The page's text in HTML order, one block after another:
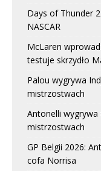
Days of Thunder
NASCAR
McLaren
testuje skrzydło
Palou wygrywa
mistrzostwach
Antonelli wygrywa
mistrzostwach
GP Belgii 2026:
cofa Norrisa